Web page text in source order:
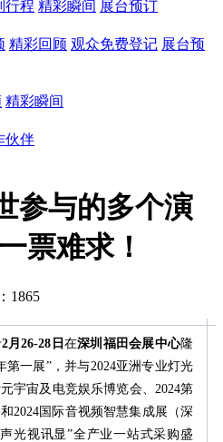
行程 精彩瞬间 展台预订
精彩回顾 观众免费登记 展台预
精彩瞬间
伙伴
参与的多个演
票难求！
1865
2月26-28日 在深圳福田会展中心隆
第一展”，并与2024亚洲专业灯光
宇宙及电竞娱乐博览会、2024第
2024国际音视频智慧集成展（深
光视讯显”全产业一站式采购盛